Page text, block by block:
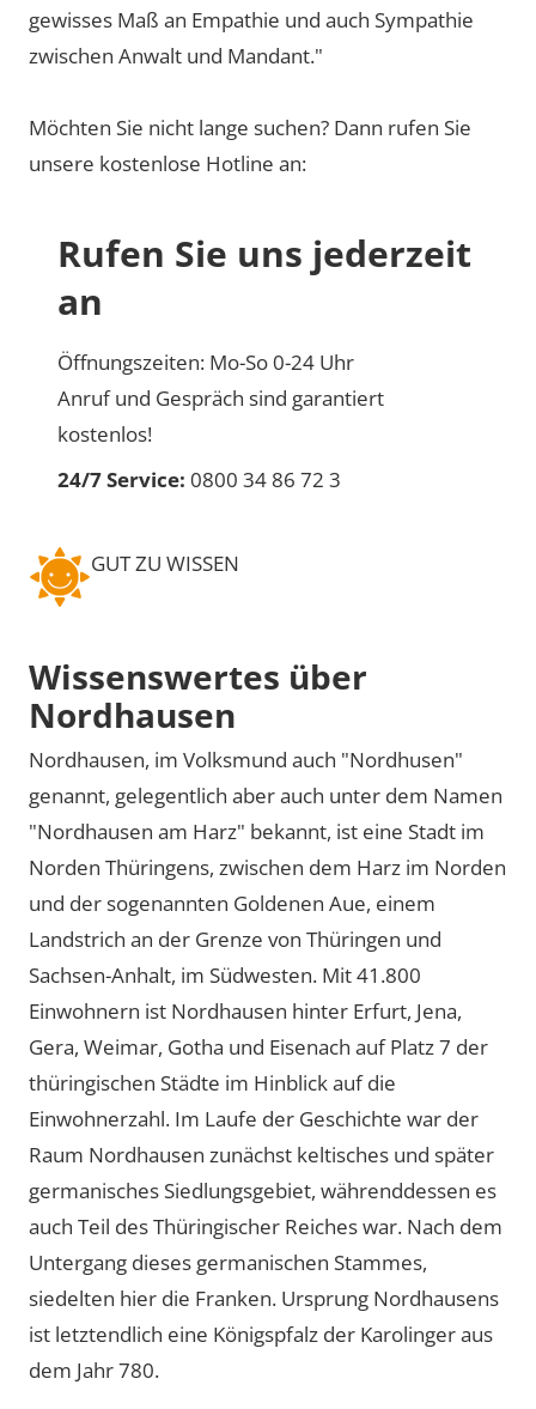
gewisses Maß an Empathie und auch Sympathie
zwischen Anwalt und Mandant."
Möchten Sie nicht lange suchen? Dann rufen Sie
unsere kostenlose Hotline an:
Rufen Sie uns jederzeit
an
Öffnungszeiten: Mo-So 0-24 Uhr
Anruf und Gespräch sind garantiert
kostenlos!
24/7 Service: 0800 34 86 72 3
GUT ZU WISSEN
Wissenswertes über
Nordhausen
Nordhausen, im Volksmund auch Nordhusen
genannt, gelegentlich aber auch unter dem Namen
Nordhausen am Harz bekannt, ist eine Stadt im
Norden Thüringens, zwischen dem Harz im Norden
und der sogenannten Goldenen Aue, einem
Landstrich an der Grenze von Thüringen und
Sachsen-Anhalt, im Südwesten. Mit 41.800
Einwohnern ist Nordhausen hinter Erfurt, Jena,
Gera, Weimar, Gotha und Eisenach auf Platz 7 der
thüringischen Städte im Hinblick auf die
Einwohnerzahl. Im Laufe der Geschichte war der
Raum Nordhausen zunächst keltisches und später
germanisches Siedlungsgebiet, währenddessen es
auch Teil des Thüringischer Reiches war. Nach dem
Untergang dieses germanischen Stammes,
siedelten hier die Franken. Ursprung Nordhausens
ist letztendlich eine Königspfalz der Karolinger aus
dem Jahr 780.